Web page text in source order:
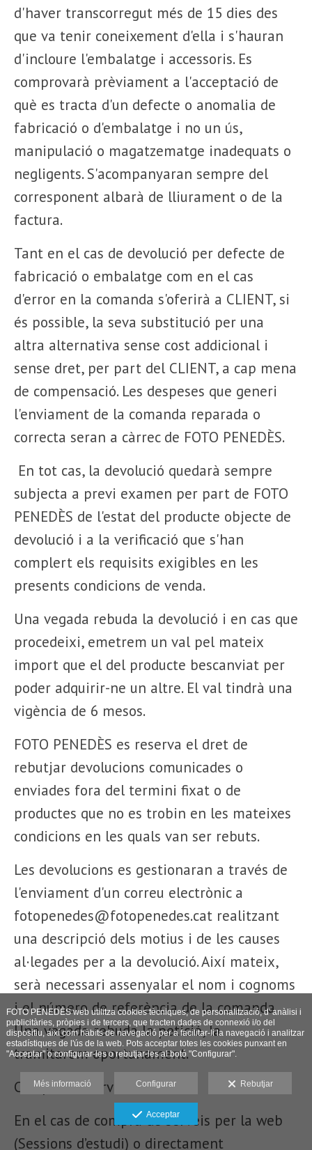
d'haver transcorregut més de 15 dies des
que va tenir coneixement d'ella i s'hauran
d'incloure l'embalatge i accessoris. Es
comprovarà prèviament a l'acceptació de
què es tracta d'un defecte o anomalia de
fabricació o d'embalatge i no un ús,
manipulació o magatzematge inadequats o
negligents. S'acompanyaran sempre del
corresponent albarà de lliurament o de la
factura.
Tant en el cas de devolució per defecte de
fabricació o embalatge com en el cas
d'error en la comanda s'oferirà a CLIENT, si
és possible, la seva substitució per una
altra alternativa sense cost addicional i
sense dret, per part del CLIENT, a cap mena
de compensació. Les despeses que generi
l'enviament de la comanda reparada o
correcta seran a càrrec de FOTO PENEDÈS.
En tot cas, la devolució quedarà sempre
subjecta a previ examen per part de FOTO
PENEDÈS de l'estat del producte objecte de
devolució i a la verificació que s'han
complert els requisits exigibles en les
presents condicions de venda.
Una vegada rebuda la devolució i en cas que
procedeixi, emetrem un val pel mateix
import que el del producte bescanviat per
poder adquirir-ne un altre. El val tindrà una
vigència de 6 mesos.
FOTO PENEDÈS es reserva el dret de
rebutjar devolucions comunicades o
enviades fora del termini fixat o de
productes que no es trobin en les mateixes
condicions en les quals van ser rebuts.
Les devolucions es gestionaran a través de
l'enviament d'un correu electrònic a
fotopenedes@fotopenedes.cat realitzant
una descripció dels motius i de les causes
al·legades per a la devolució. Així mateix,
serà necessari assenyalar el nom i cognoms
i el número de referència de la comanda.
Una vegada rebuda la petició, la
tramitarem oportunament.
Compra de serveis:
En el cas de compra de serveis per la web
(Sessions d’estudi) o directament
FOTO PENEDÈS web utilitza cookies tècniques, de personalització, d' anàlisi i
publicitàries, pròpies i de tercers, que tracten dades de connexió i/o del
dispositiu, així com hàbits de navegació per a facilitar-li la navegació i analitzar
estadístiques de l'ús de la web. Pots acceptar totes les cookies punxant en
"Acceptar" o configurar-les o rebutjar-les al botó "Configurar".
Més informació Configurar Rebutjar
Acceptar